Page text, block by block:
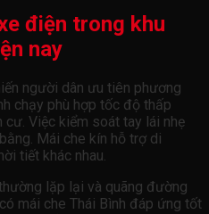
điện trong khu
nay
người dân ưu tiên phương
chạy phù hợp tốc độ thấp
cư. Việc kiểm soát tay lái nhẹ
Mái che kín hỗ trợ di
tiết khác nhau.
lặp lại và quãng đường
mái che Thái Bình đáp ứng tốt